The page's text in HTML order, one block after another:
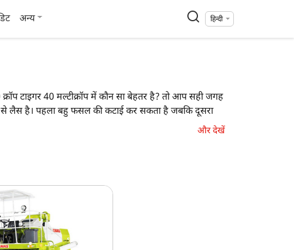
अन्य हिन्दी
टाइगर 40 मल्टीक्रॉप में कौन सा बेहतर है? तो आप सही जगह
से लैस है। पहला बहु फसल की कटाई कर सकता है जबकि दूसरा
है, जबकि क्लास C260 क्रॉप टाइगर 40 मल्टीक्रॉप का
क्लास C260 क्रॉप टाइगर 40 मल्टीक्रॉप
बहु फसल
और देखें